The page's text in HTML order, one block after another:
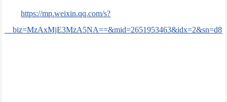
https://mp.weixin.qq.com/s?